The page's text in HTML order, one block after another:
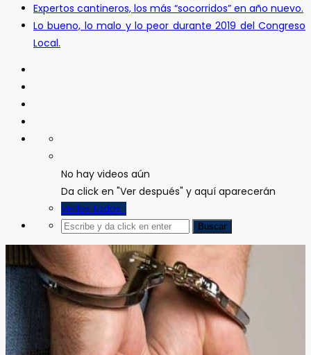
Expertos cantineros, los más “socorridos” en año nuevo.
Lo bueno, lo malo y lo peor durante 2019 del Congreso
Local.
No hay videos aún
Da click en "Ver después" y aquí aparecerán
Verlos todos